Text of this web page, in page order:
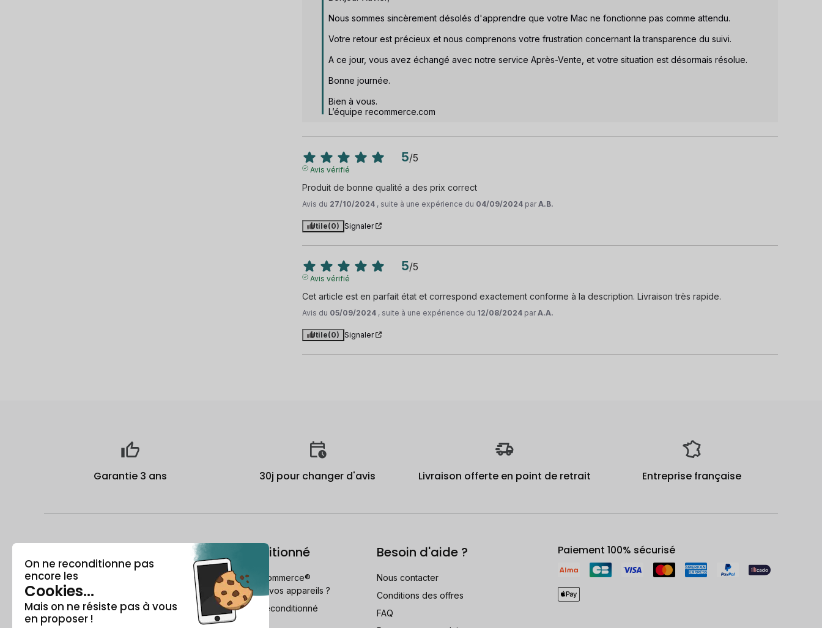
Nous sommes sincèrement désolés d'apprendre que votre Mac ne fonctionne pas comme attendu.
Votre retour est précieux et nous comprenons votre frustration concernant la transparence du suivi.
A ce jour, vous avez échangé avec notre service Après-Vente, et votre situation est désormais résolue.
Bonne journée.
Bien à vous.
L’équipe recommerce.com
5/5
Avis vérifié
Produit de bonne qualité a des prix correct
Avis du 27/10/2024 , suite à une expérience du 04/09/2024 parA.B.
Utile(0) Signaler
5/5
Avis vérifié
Cet article est en parfait état et correspond exactement conforme à la description. Livraison très rapide.
Avis du 05/09/2024 , suite à une expérience du 12/08/2024 parA.A.
Utile(0) Signaler
Garantie 3 ans 30j pour changer d'avis Livraison offerte en point de retrait Entreprise française
Qui est Recommerce® ?
Offre étudiante
Parrainage
Le reconditionné
Comment Recommerce®
reconditionne vos appareils ?
Le Guide du reconditionné
Besoin d'aide ?
Nous contacter
Conditions des offres
FAQ
Paiement 100% sécurisé